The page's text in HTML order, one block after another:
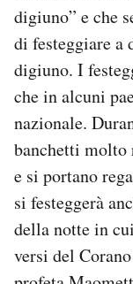
digiuno” e che
di festeggiare a
digiuno. I
che in alcuni
nazionale.
banchetti
e si portano
si festeggerà
della notte in
versi del